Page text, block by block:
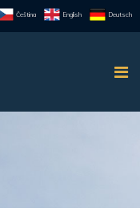
Čeština English Deutsch